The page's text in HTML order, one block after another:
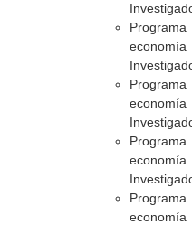
Programa
Programa
Programa
Programa